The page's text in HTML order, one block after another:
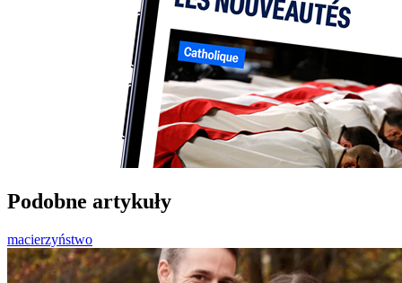
Podobne artykuły
macierzyństwo